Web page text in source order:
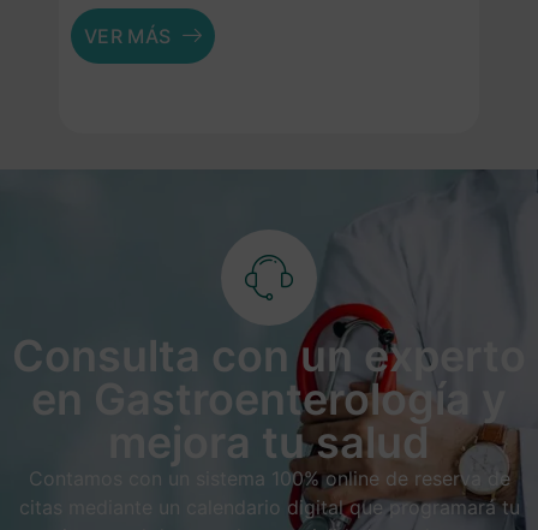
VER MÁS
Consulta con un experto
en Gastroenterología y
mejora tu salud
Contamos con un sistema 100% online de reserva de
citas mediante un calendario digital que programará tu